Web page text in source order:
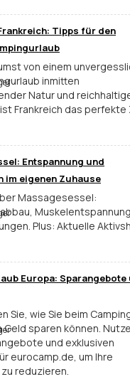
Tipps für den
von einem
inmitten
Natur und
Frankreich das perfekte
Entspannung und
im eigenen Zuhause
Massagesessel:
Plus: Aktuelle
Europa: Sparangebote
Sie, wie Sie beim
Geld sparen können.
und exklusiven
eurocamp.de, um Ihre
reduzieren.